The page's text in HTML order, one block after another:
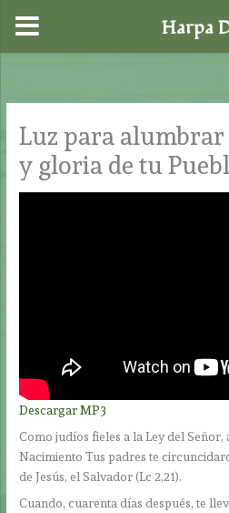
contenido
Luz para alumbrar
y gloria de tu
Descargar MP3
Como judíos fieles a la Ley del Señor,
Nacimiento Tus padres te
de Jesús, el Salvador (Lc 2,21).
Cuando, cuarenta días después, te
Harpa